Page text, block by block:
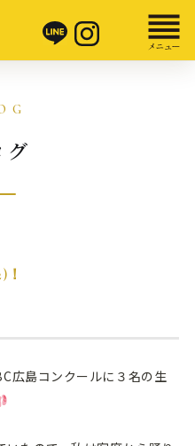
グ
広島コンクールに３名の生